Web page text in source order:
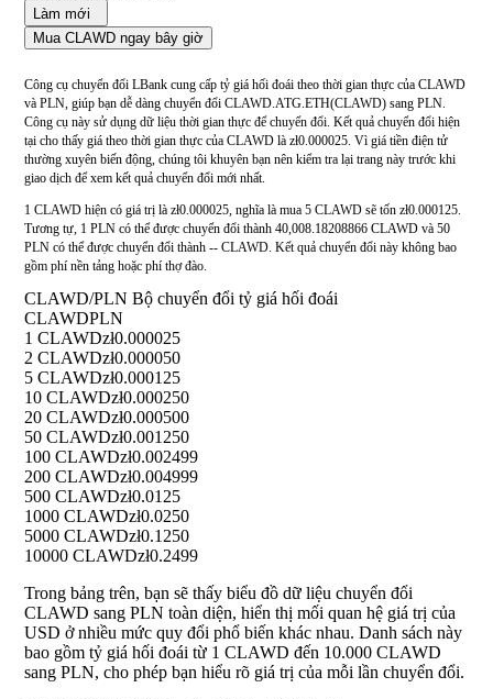
Làm mới
Mua CLAWD ngay bây giờ
Công cụ chuyển đổi LBank cung cấp tỷ giá hối đoái theo thời gian thực của CLAWD
và PLN, giúp bạn dễ dàng chuyển đổi CLAWD.ATG.ETH(CLAWD) sang PLN.
Công cụ này sử dụng dữ liệu thời gian thực để chuyển đổi. Kết quả chuyển đổi hiện
tại cho thấy giá theo thời gian thực của CLAWD là zł0.000025. Vì giá tiền điện tử
thường xuyên biến động, chúng tôi khuyên bạn nên kiểm tra lại trang này trước khi
giao dịch để xem kết quả chuyển đổi mới nhất.
1 CLAWD hiện có giá trị là zł0.000025, nghĩa là mua 5 CLAWD sẽ tốn zł0.000125.
Tương tự, 1 PLN có thể được chuyển đổi thành 40,008.18208866 CLAWD và 50
PLN có thể được chuyển đổi thành -- CLAWD. Kết quả chuyển đổi này không bao
gồm phí nền tảng hoặc phí thợ đào.
CLAWD/PLN Bộ chuyển đổi tỷ giá hối đoái
CLAWDPLN
1 CLAWDzł0.000025
2 CLAWDzł0.000050
5 CLAWDzł0.000125
10 CLAWDzł0.000250
20 CLAWDzł0.000500
50 CLAWDzł0.001250
100 CLAWDzł0.002499
200 CLAWDzł0.004999
500 CLAWDzł0.0125
1000 CLAWDzł0.0250
5000 CLAWDzł0.1250
10000 CLAWDzł0.2499
Trong bảng trên, bạn sẽ thấy biểu đồ dữ liệu chuyển đổi
CLAWD sang PLN toàn diện, hiển thị mối quan hệ giá trị của
USD ở nhiều mức quy đổi phổ biến khác nhau. Danh sách này
bao gồm tỷ giá hối đoái từ 1 CLAWD đến 10.000 CLAWD
sang PLN, cho phép bạn hiểu rõ giá trị của mỗi lần chuyển đổi.